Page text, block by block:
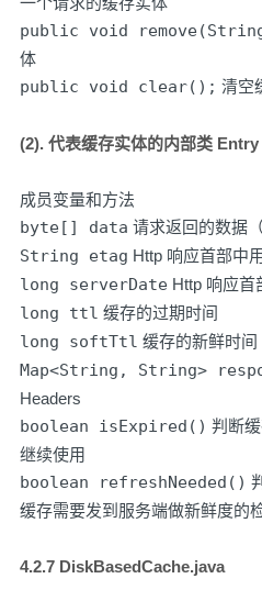
public void
体
public void clear(); 清空
(2). 代表缓存实体的内部类 Entry
成员变量和方法
byte[] data 请求返回的数据
String etag Http 响应首部中
long serverDate Http 响应首
long ttl 缓存的过期时间
long softTtl 缓存的新鲜时间
Map<String, String>
Headers
boolean isExpired() 判断
继续使用
boolean refreshNeeded()
缓存需要发到服务端做新鲜度的
4.2.7 DiskBasedCache.java